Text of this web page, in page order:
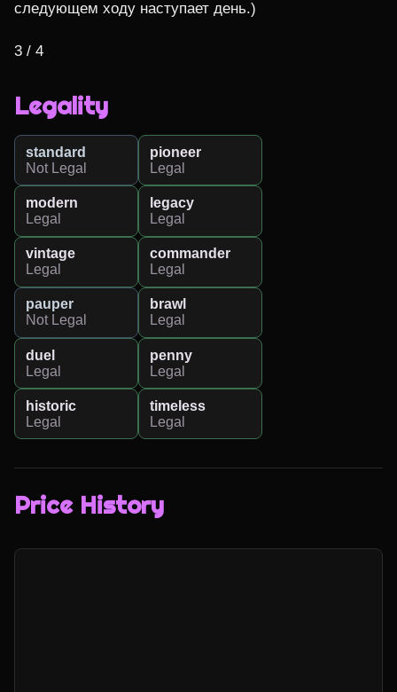
следующем ходу наступает день.)
3 / 4
Legality
standard
Not Legal
pioneer
Legal
modern
Legal
legacy
Legal
vintage
Legal
commander
Legal
pauper
Not Legal
brawl
Legal
duel
Legal
penny
Legal
historic
Legal
timeless
Legal
Price History